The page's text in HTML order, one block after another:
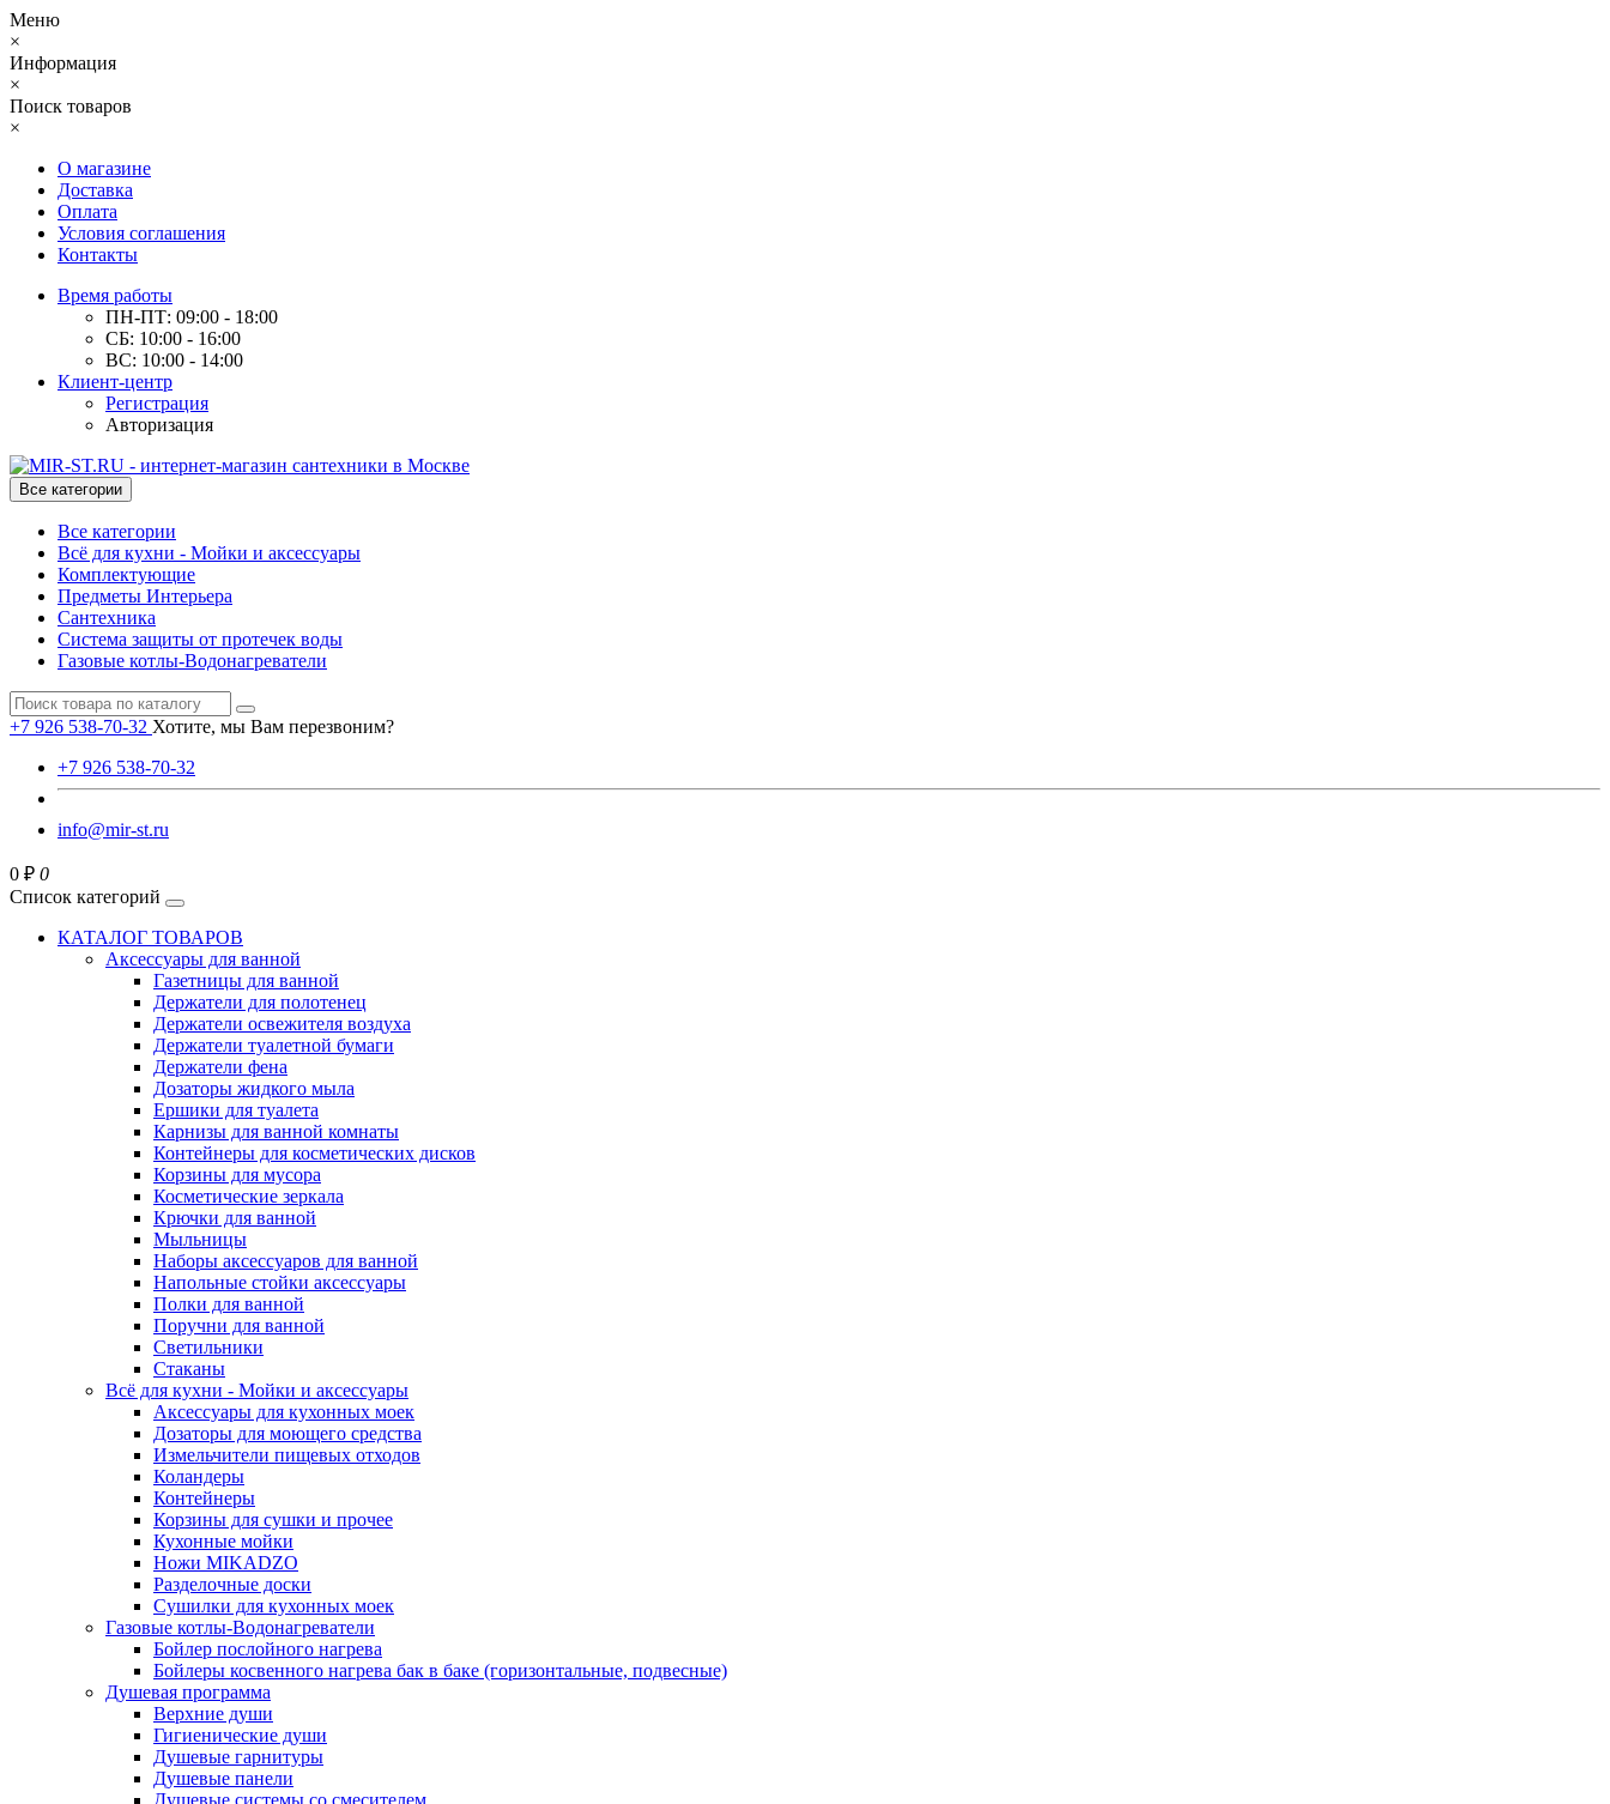
Меню
×
Информация
×
Поиск товаров
×
О магазине
Доставка
Оплата
Условия соглашения
Контакты
Время работы
ПН-ПТ: 09:00 - 18:00
СБ: 10:00 - 16:00
ВС: 10:00 - 14:00
Клиент-центр
Регистрация
Авторизация
Все категории
Все категории
Всё для кухни - Мойки и аксессуары
Комплектующие
Предметы Интерьера
Сантехника
Система защиты от протечек воды
Газовые котлы-Водонагреватели
+7 926 538-70-32 Хотите, мы Вам перезвоним?
+7 926 538-70-32
info@mir-st.ru
0 ₽ 0
Список категорий
КАТАЛОГ ТОВАРОВ
Аксессуары для ванной
Газетницы для ванной
Держатели для полотенец
Держатели освежителя воздуха
Держатели туалетной бумаги
Держатели фена
Дозаторы жидкого мыла
Ершики для туалета
Карнизы для ванной комнаты
Контейнеры для косметических дисков
Корзины для мусора
Косметические зеркала
Крючки для ванной
Мыльницы
Наборы аксессуаров для ванной
Напольные стойки аксессуары
Полки для ванной
Поручни для ванной
Светильники
Стаканы
Всё для кухни - Мойки и аксессуары
Аксессуары для кухонных моек
Дозаторы для моющего средства
Измельчители пищевых отходов
Коландеры
Контейнеры
Корзины для сушки и прочее
Кухонные мойки
Ножи MIKADZO
Разделочные доски
Сушилки для кухонных моек
Газовые котлы-Водонагреватели
Бойлер послойного нагрева
Бойлеры косвенного нагрева бак в баке (горизонтальные, подвесные)
Душевая программа
Верхние души
Гигиенические души
Душевые гарнитуры
Душевые панели
Душевые системы со смесителем